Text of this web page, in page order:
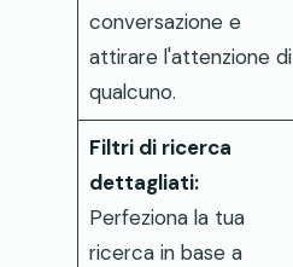
conversazione e
attirare l'attenzione di
qualcuno.
Filtri di ricerca
dettagliati:
Perfeziona la tua
ricerca in base a